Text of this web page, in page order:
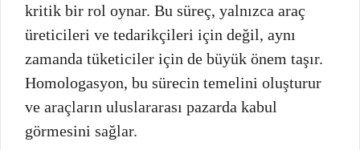
kritik bir rol oynar. Bu süreç, yalnızca araç
üreticileri ve tedarikçileri için değil, aynı
zamanda tüketiciler için de büyük önem taşır.
Homologasyon, bu sürecin temelini oluşturur
ve araçların uluslararası pazarda kabul
görmesini sağlar.